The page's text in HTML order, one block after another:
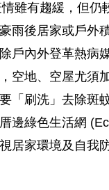
雖有趨緩，但仍
雨後居家或戶外
戶內外登革熱病
空地、空屋尤須
「刷洗」去除斑
邊綠色生活網
居家環境及自我